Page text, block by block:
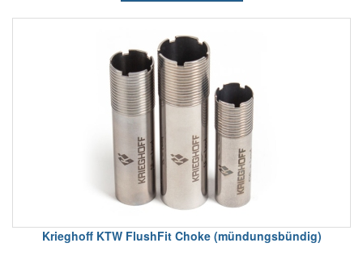
Krieghoff KTW FlushFit Choke (mündungsbündig)